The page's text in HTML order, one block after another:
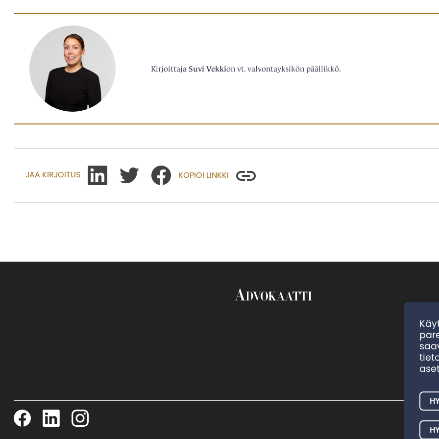
Kirjoittaja Suvi Vekkion vt. valvontayksikön päällikkö.
JAA KIRJOITUS KOPIOI LINKKI